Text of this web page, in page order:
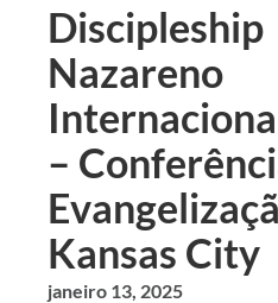
Discipleship
Nazareno
–
Kansas City
janeiro 13, 2025